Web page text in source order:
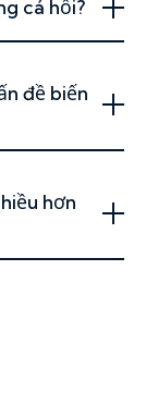
cá hồi?
đề biến
hơn